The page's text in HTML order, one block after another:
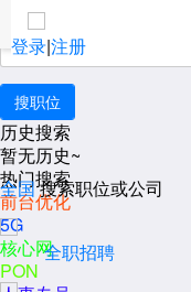
登录|注册
全国 搜索职位或公司
全职招聘
职位搜索
历史搜索
暂无历史~
热门搜索
前台优化
5G
核心网
PON